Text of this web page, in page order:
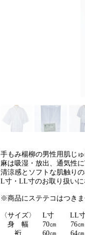
手もみ楊柳の男性用肌じゅ
麻は吸湿・放出、通気性
清涼感とソフトな肌触り
L寸・LL寸のお取り扱いに
※商品にステテコはつきま
〈サイズ〉 L寸 LL
身 幅 70㎝ 76㎝
裄 60㎝ 64㎝